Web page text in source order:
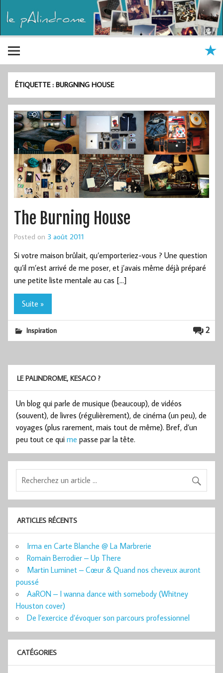
ÉTIQUETTE :BURGNING HOUSE
The Burning House
Posted on 3 août 2011
Si votre maison brûlait, qu’emporteriez-vous ? Une question
qu’il m’est arrivé de me poser, et j’avais même déjà préparé
une petite liste mentale au cas […]
Suite »
2
Inspiration
LE PALINDROME, KESACO ?
Un blog qui parle de musique (beaucoup), de vidéos
(souvent), de livres (régulièrement), de cinéma (un peu), de
voyages (plus rarement, mais tout de même). Bref, d’un
peu tout ce qui me passe par la tête.
ARTICLES RÉCENTS
Irma en Carte Blanche @ La Marbrerie
Romain Berrodier – Up There
Martin Luminet – Cœur & Quand nos cheveux auront
poussé
AaRON – I wanna dance with somebody (Whitney
Houston cover)
De l’exercice d’évoquer son parcours professionnel
CATÉGORIES